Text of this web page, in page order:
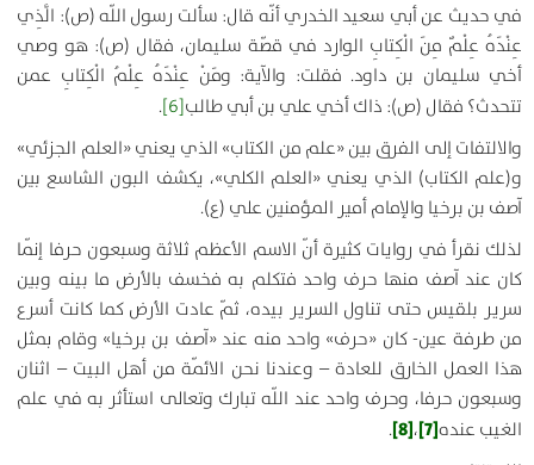
في حديث عن أبي سعيد الخدري أنّه قال: سألت رسول اللّه (ص)‏: الَّذِي
عِنْدَهُ عِلْمٌ مِنَ الْكِتابِ ‏ الوارد في قصّة سليمان، فقال (ص): هو وصي
أخي سليمان بن داود. فقلت: والآية: ومَنْ عِنْدَهُ عِلْمُ الْكِتابِ‏ عمن
تتحدث؟ فقال (ص): ذاك أخي علي بن أبي طالب‏[6]
.
والالتفات إلى الفرق بين «علم من الكتاب» الذي يعني «العلم الجزئي»
و(علم الكتاب) الذي يعني «العلم الكلي»، يكشف البون الشاسع بين
آصف بن برخيا والإمام أمير المؤمنين علي (ع).
لذلك نقرأ في روايات كثيرة أنّ الاسم الأعظم ثلاثة وسبعون حرفا إنّما
كان عند آصف منها حرف واحد فتكلم به فخسف بالأرض ما بينه وبين
سرير بلقيس حتى تناول السرير بيده، ثمّ عادت الأرض كما كانت أسرع
من طرفة عين- كان «حرف» واحد منه عند «آصف بن برخيا» وقام بمثل
هذا العمل الخارق للعادة – وعندنا نحن الائمّة من أهل البيت – اثنان
وسبعون حرفا، وحرف واحد عند اللّه تبارك وتعالى استأثر به في علم
الغيب عنده[7] ،[8]
.